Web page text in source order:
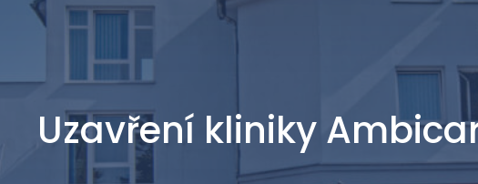
Uzavření kliniky